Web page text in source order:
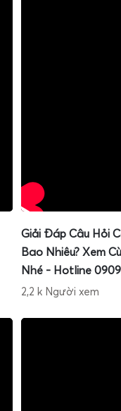
Giải Đáp Câu Hỏi
Bao Nhiêu? Xem
Nhé - Hotline
2,2 k Người xem